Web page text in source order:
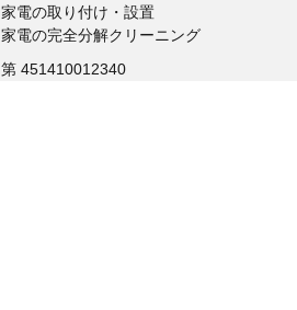
家電の取り付け・設置
家電の完全分解クリーニング
第 451410012340